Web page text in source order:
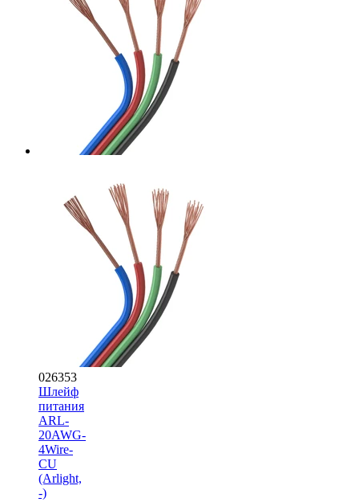
026353
Шлейф
питания
ARL-
20AWG-
4Wire-
CU
(Arlight,
-)